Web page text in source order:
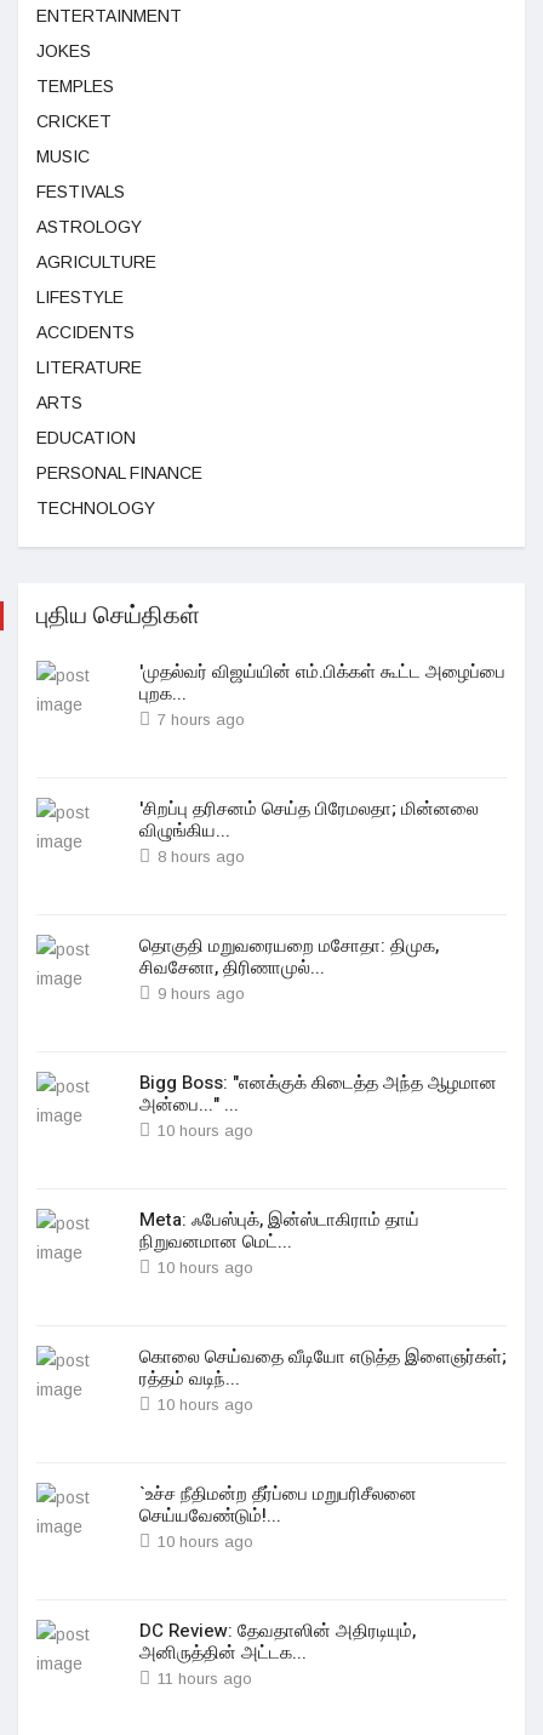
ENTERTAINMENT
JOKES
TEMPLES
CRICKET
MUSIC
FESTIVALS
ASTROLOGY
AGRICULTURE
LIFESTYLE
ACCIDENTS
LITERATURE
ARTS
EDUCATION
PERSONAL FINANCE
TECHNOLOGY
புதிய செய்திகள்
'முதல்வர் விஜய்யின் எம்.பிக்கள் கூட்ட அழைப்பை
புறக...
7 hours ago
'சிறப்பு தரிசனம் செய்த பிரேமலதா; மின்னலை
விழுங்கிய...
8 hours ago
தொகுதி மறுவரையறை மசோதா: திமுக,
சிவசேனா, திரிணாமுல்...
9 hours ago
Bigg Boss: "எனக்குக் கிடைத்த அந்த ஆழமான
அன்பை..." ...
10 hours ago
Meta: ஃபேஸ்புக், இன்ஸ்டாகிராம் தாய்
நிறுவனமான மெட்...
10 hours ago
கொலை செய்வதை வீடியோ எடுத்த இளைஞர்கள்;
ரத்தம் வடிந்...
10 hours ago
`உச்ச நீதிமன்ற தீர்ப்பை மறுபரிசீலனை
செய்யவேண்டும்!...
10 hours ago
DC Review: தேவதாஸின் அதிரடியும்,
அனிருத்தின் அட்டக...
11 hours ago